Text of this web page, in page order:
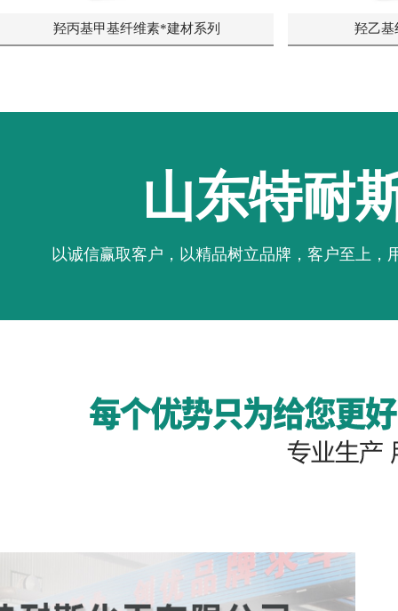
羟丙基甲基纤维素*建材系列 羟乙基
山东特耐
以诚信赢取客户，以精品树立品牌，客户至上